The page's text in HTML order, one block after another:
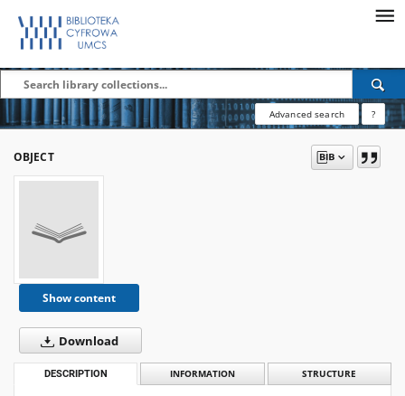
Advanced search ?
OBJECT
Show content
Download
DESCRIPTION INFORMATION STRUCTURE